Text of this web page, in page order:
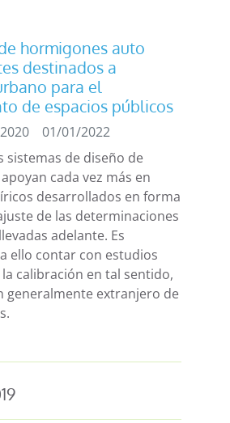
hormigones auto
destinados a
para el
de espacios públicos
01/01/2022
sistemas de diseño de
cada vez más en
desarrollados en forma
de las determinaciones
adelante. Es
ello contar con estudios
calibración en tal sentido,
generalmente extranjero de